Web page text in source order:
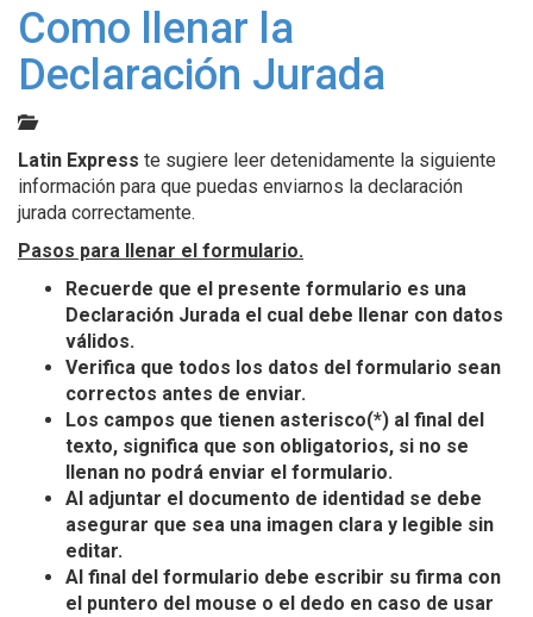
Como llenar la
Declaración Jurada
Latin Express te sugiere leer detenidamente la siguiente
información para que puedas enviarnos la declaración
jurada correctamente.
Pasos para llenar el formulario.
Recuerde que el presente formulario es una
Declaración Jurada el cual debe llenar con datos
válidos.
Verifica que todos los datos del formulario sean
correctos antes de enviar.
Los campos que tienen asterisco(*) al final del
texto, significa que son obligatorios, si no se
llenan no podrá enviar el formulario.
Al adjuntar el documento de identidad se debe
asegurar que sea una imagen clara y legible sin
editar.
Al final del formulario debe escribir su firma con
el puntero del mouse o el dedo en caso de usar